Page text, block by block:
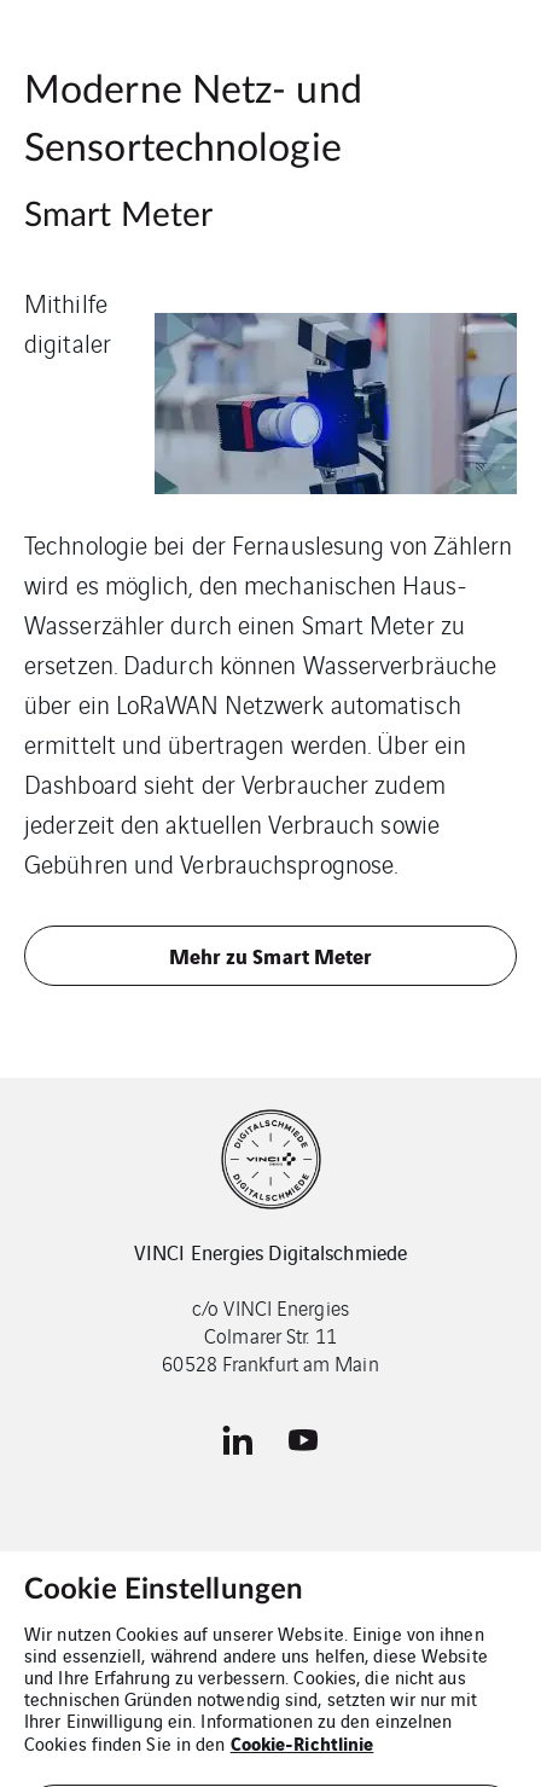
Moderne Netz- und
Sensortechnologie
Smart Meter
Mithilfe
digitaler
Technologie bei der Fernauslesung von Zählern
wird es möglich, den mechanischen Haus-
Wasserzähler durch einen Smart Meter zu
ersetzen. Dadurch können Wasserverbräuche
über ein LoRaWAN Netzwerk automatisch
ermittelt und übertragen werden. Über ein
Dashboard sieht der Verbraucher zudem
jederzeit den aktuellen Verbrauch sowie
Gebühren und Verbrauchsprognose.
Mehr zu Smart Meter
VINCI Energies Digitalschmiede
c/o VINCI Energies
Colmarer Str. 11
60528 Frankfurt am Main
Kontakt
Impressum
Cookies
Cookie Einstellungen
Wir nutzen Cookies auf unserer Website. Einige von ihnen
sind essenziell, während andere uns helfen, diese Website
und Ihre Erfahrung zu verbessern. Cookies, die nicht aus
technischen Gründen notwendig sind, setzten wir nur mit
Ihrer Einwilligung ein. Informationen zu den einzelnen
Cookies finden Sie in den Cookie-Richtlinie